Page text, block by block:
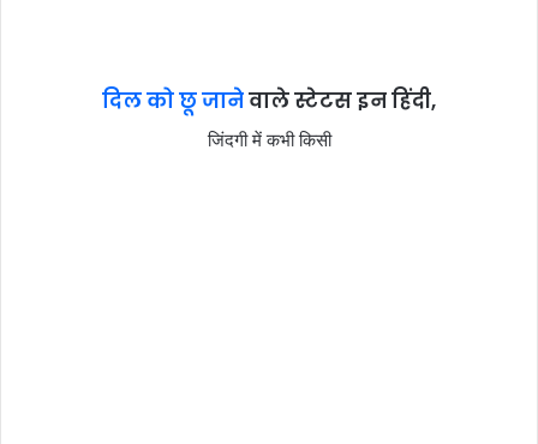
दिल को छू जानेवाले स्टेटस इन हिंदी,
जिंदगी में कभी किसी